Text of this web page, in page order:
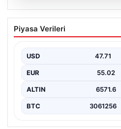
Mohamed Salah
açıklandı!
Piyasa Verileri
USD 47.71
EUR 55.02
ALTIN 6571.6
BTC 3061256